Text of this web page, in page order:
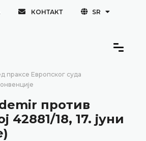
КОНТАКТ SR
праксе Европског суда
против
42881/18, 17. јуни